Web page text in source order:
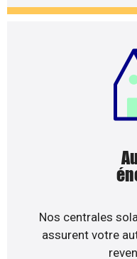
Nos centrales
assurent votre